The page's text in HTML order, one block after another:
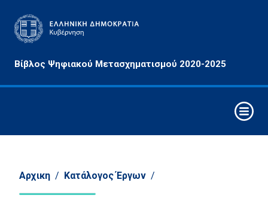
Βίβλος Ψηφιακού Μετασχηματισμού 2020-2025
&
Ψηφιακού
Αρχικη / Κατάλογος Έργων /